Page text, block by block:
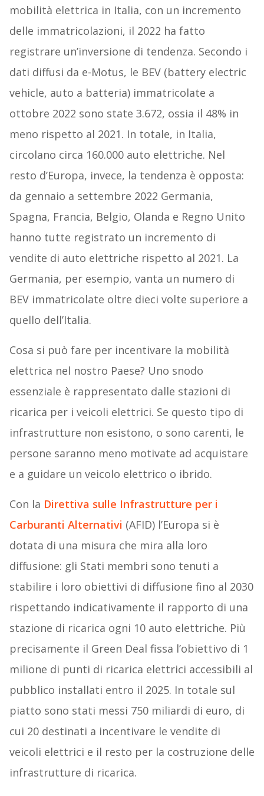
mobilità elettrica in Italia, con un incremento
delle immatricolazioni, il 2022 ha fatto
registrare un’inversione di tendenza. Secondo i
dati diffusi da e-Motus, le BEV (battery electric
vehicle, auto a batteria) immatricolate a
ottobre 2022 sono state 3.672, ossia il 48% in
meno rispetto al 2021. In totale, in Italia,
circolano circa 160.000 auto elettriche. Nel
resto d’Europa, invece, la tendenza è opposta:
da gennaio a settembre 2022 Germania,
Spagna, Francia, Belgio, Olanda e Regno Unito
hanno tutte registrato un incremento di
vendite di auto elettriche rispetto al 2021. La
Germania, per esempio, vanta un numero di
BEV immatricolate oltre dieci volte superiore a
quello dell’Italia.
Cosa si può fare per incentivare la mobilità
elettrica nel nostro Paese? Uno snodo
essenziale è rappresentato dalle stazioni di
ricarica per i veicoli elettrici. Se questo tipo di
infrastrutture non esistono, o sono carenti, le
persone saranno meno motivate ad acquistare
e a guidare un veicolo elettrico o ibrido.
Con la Direttiva sulle Infrastrutture per i
Carburanti Alternativi (AFID) l’Europa si è
dotata di una misura che mira alla loro
diffusione: gli Stati membri sono tenuti a
stabilire i loro obiettivi di diffusione fino al 2030
rispettando indicativamente il rapporto di una
stazione di ricarica ogni 10 auto elettriche. Più
precisamente il Green Deal fissa l’obiettivo di 1
milione di punti di ricarica elettrici accessibili al
pubblico installati entro il 2025. In totale sul
piatto sono stati messi 750 miliardi di euro, di
cui 20 destinati a incentivare le vendite di
veicoli elettrici e il resto per la costruzione delle
infrastrutture di ricarica.